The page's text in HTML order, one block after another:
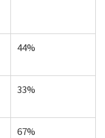
44%
33%
67%